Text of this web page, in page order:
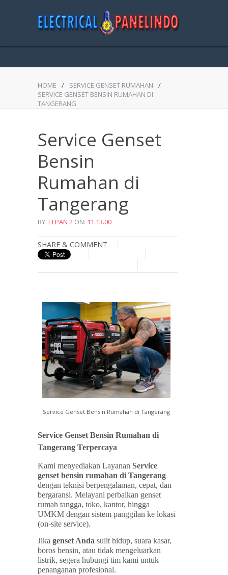
HOME / SERVICE GENSET RUMAHAN
/
SERVICE GENSET BENSIN RUMAHAN DI
TANGERANG
Service Genset
Bensin
Rumahan di
Tangerang
BY: ELPAN 2 ON: 11.13.00
SHARE & COMMENT
Service Genset Bensin Rumahan di Tangerang
Service Genset Bensin Rumahan di
Tangerang Terpercaya
Kami menyediakan Layanan Service
genset bensin rumahan di Tangerang
dengan teknisi berpengalaman, cepat, dan
bergaransi. Melayani perbaikan genset
rumah tangga, toko, kantor, hingga
UMKM dengan sistem panggilan ke lokasi
(on-site service).
Jika genset Anda sulit hidup, suara kasar,
boros bensin, atau tidak mengeluarkan
listrik, segera hubungi tim kami untuk
penanganan profesional.